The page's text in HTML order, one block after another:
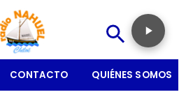
CONTACTO QUIÉNES SOMOS